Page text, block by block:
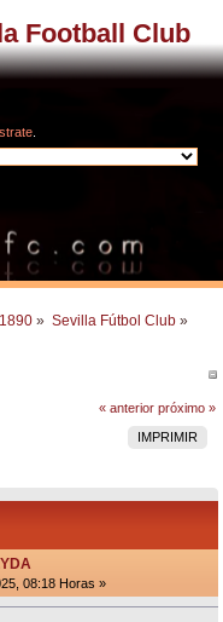
Football Club
» Sevilla Fútbol Club »
« anterior próximo »
IMPRIMIR
08:18 Horas »